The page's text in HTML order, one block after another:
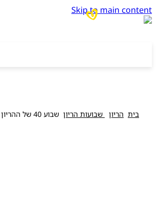
Skip to main content
בית הריון שבועות הריון שבוע 40 של ההריון